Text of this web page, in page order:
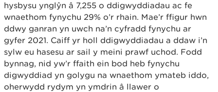
hysbysu ynglŷn â 7,255 o ddigwyddiadau ac fe
wnaethom fynychu 29% o’r rhain. Mae’r ffigur hwn
ddwy ganran yn uwch na’n cyfradd fynychu ar
gyfer 2021. Caiff yr holl ddigwyddiadau a ddaw i’n
sylw eu hasesu ar sail y meini prawf uchod. Fodd
bynnag, nid yw’r ffaith ein bod heb fynychu
digwyddiad yn golygu na wnaethom ymateb iddo,
oherwydd rydym yn ymdrin â llawer o